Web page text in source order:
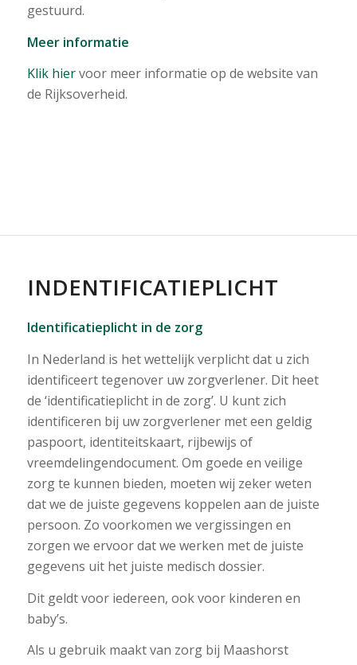
gestuurd.
Meer informatie
Klik hiervoor meer informatie op de website van
de Rijksoverheid.
INDENTIFICATIEPLICHT
Identificatieplicht in de zorg
In Nederland is het wettelijk verplicht dat u zich
identificeert tegenover uw zorgverlener. Dit heet
de ‘identificatieplicht in de zorg’. U kunt zich
identificeren bij uw zorgverlener met een geldig
paspoort, identiteitskaart, rijbewijs of
vreemdelingendocument. Om goede en veilige
zorg te kunnen bieden, moeten wij zeker weten
dat we de juiste gegevens koppelen aan de juiste
persoon. Zo voorkomen we vergissingen en
zorgen we ervoor dat we werken met de juiste
gegevens uit het juiste medisch dossier.
Dit geldt voor iedereen, ook voor kinderen en
baby’s.
Als u gebruik maakt van zorg bij Maashorst